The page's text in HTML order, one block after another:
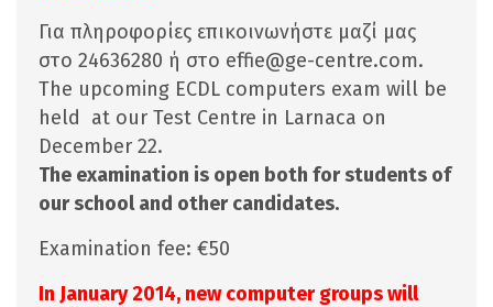
Για πληροφορίες επικοινωνήστε μαζί μας
στο 24636280 ή στο effie@ge-centre.com.
The upcoming ECDL computers exam will be
held at our Test Centre in Larnaca on
December 22.
The examination is open both for students of
our school and other candidates.
Examination fee: €50
In January 2014, new computer groups will